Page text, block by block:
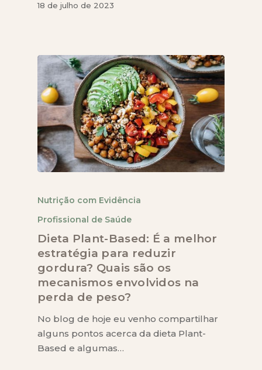
18 de julho de 2023
Nutrição com Evidência
Profissional de Saúde
Dieta Plant-Based: É a melhor
estratégia para reduzir
gordura? Quais são os
mecanismos envolvidos na
perda de peso?
No blog de hoje eu venho compartilhar
alguns pontos acerca da dieta Plant-
Based e algumas…